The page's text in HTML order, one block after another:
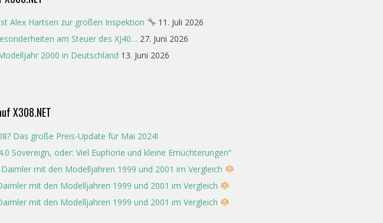
Alex Hartsen zur großen Inspektion
11. Juli 2026
am Steuer des XJ40… 27. Juni 2026
2000 in Deutschland 13. Juni 2026
X308.NET
Das große Preis-Update für Mai 2024!
Sovereign, oder: Viel Euphorie und kleine Ernüchterungen“
mit den Modelljahren 1999 und 2001 im Vergleich
mit den Modelljahren 1999 und 2001 im Vergleich
mit den Modelljahren 1999 und 2001 im Vergleich